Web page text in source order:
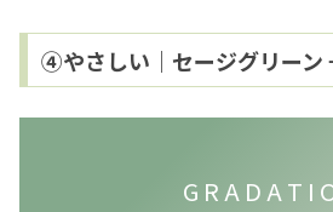
④やさしい｜セージグリーン
G R A D A T I